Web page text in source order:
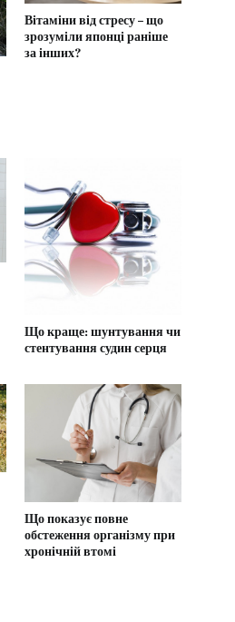
Вітаміни від стресу – що
зрозуміли японці раніше
за інших?
Що краще: шунтування чи
стентування судин серця
Що показує повне
обстеження організму при
хронічній втомі